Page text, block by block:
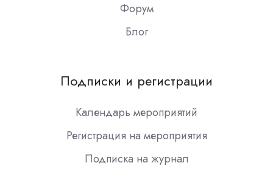
Форум
Блог
Подписки и регистрации
Календарь мероприятий
Регистрация на мероприятия
Подписка на журнал